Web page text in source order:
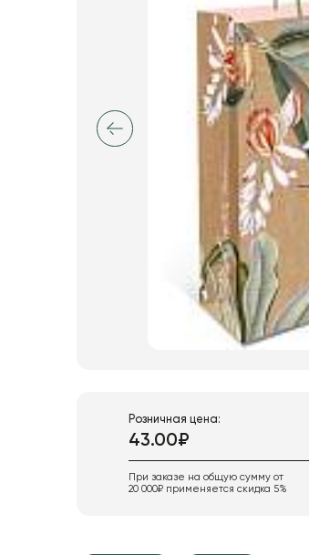
Розничная цена:
43.00₽
При заказе на общую сумму от
20 000₽ применяется скидка 5%